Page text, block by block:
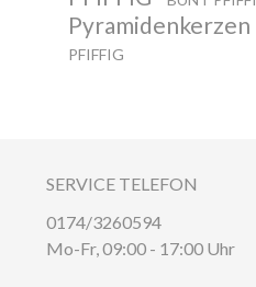
Pyramidenkerzen
PFIFFIG
SERVICE TELEFON
0174/3260594
Mo-Fr, 09:00 - 17:00 Uhr